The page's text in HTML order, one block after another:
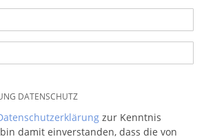
DATENSCHUTZ
zur Kenntnis
damit einverstanden, dass die von